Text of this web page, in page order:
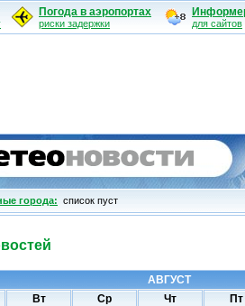
Погода в аэропортах
риски задержки для сайтов
города: cписок пуст
АВГУСТ
Вт Ср Чт Пт